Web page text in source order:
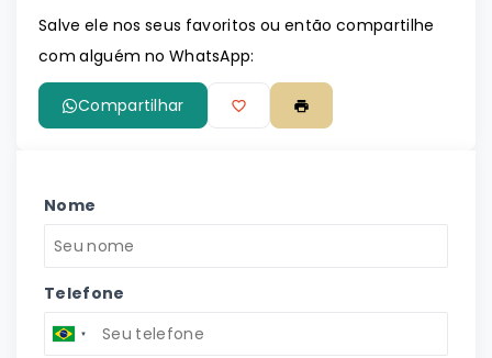
Salve ele nos seus favoritos ou então compartilhe
com alguém no WhatsApp:
Compartilhar
Nome
Telefone